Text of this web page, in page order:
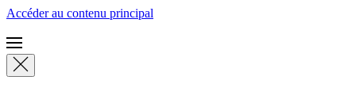
Accéder au contenu principal